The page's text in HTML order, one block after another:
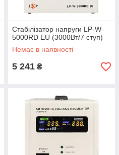
Стабілізатор напруги LP-W-
5000RD EU (3000Вт/7 ступ)
Немає в наявності
5 241 ₴